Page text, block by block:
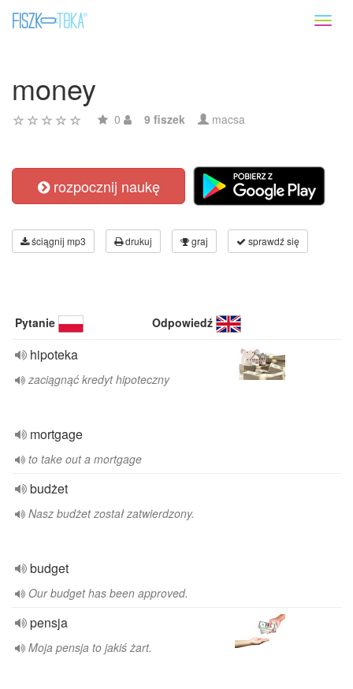
money
0 9 fiszek macsa
rozpocznij naukę
ściągnij mp3 drukuj graj sprawdź się
Pytanie Odpowiedź
hipoteka
zaciągnąć kredyt hipoteczny
mortgage
to take out a mortgage
budżet
Nasz budżet został zatwierdzony.
budget
Our budget has been approved.
pensja
Moja pensja to jakiś żart.